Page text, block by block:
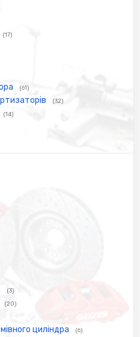
(17)
(61)
(32)
(14)
(3)
(20)
циліндра (6)